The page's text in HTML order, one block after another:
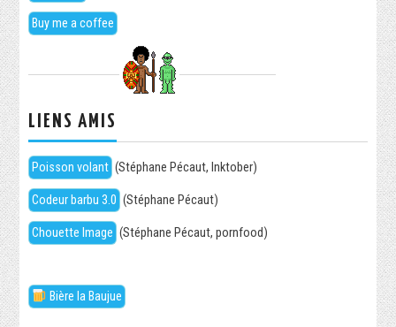
Buy me a coffee
LIENS AMIS
Poisson volant (Stéphane Pécaut, Inktober)
Codeur barbu 3.0 (Stéphane Pécaut)
Chouette Image (Stéphane Pécaut, pornfood)
Bière la Baujue